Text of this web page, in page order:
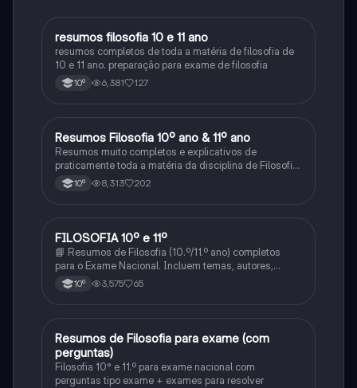
Filosofia
resumos filosofia 10 e 11 ano
resumos completos de toda a matéria de filosofia de
10 e 11 ano. preparação para exame de filosofia
10º 6,381 127
Filosofia
Resumos Filosofia 10º ano & 11º ano
Resumos muito completos e explicativos de
praticamente toda a matéria da disciplina de Filosofia
10º 8,313 202
Filosofia
FILOSOFIA 10º e 11º
📘 Resumos de Filosofia (10.º/11.º ano) completos
para o Exame Nacional. Incluem temas, autores,
definições e comparações. Simples, organizados e
prontos a usar! 📩 Envia mensagem e estuda com
10º 3,575 65
Filosofia
Resumos de Filosofia para exame (com
perguntas)
Filosofia 10° e 11.º para exame nacional com
perguntas tipo exame + exames para resolver